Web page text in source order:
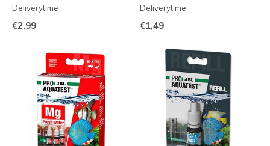
Deliverytime
€2,99
Deliverytime
€1,49